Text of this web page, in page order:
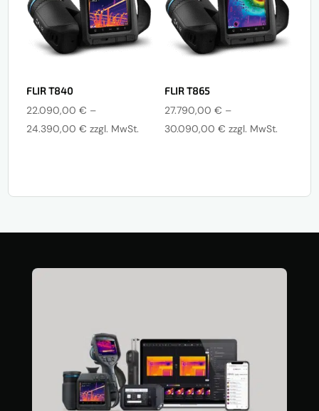
FLIR T840
22.090,00€ –
24.390,00€ Preisspanne:
zzgl. MwSt.
FLIR T865
27.790,00€ –
30.090,00€ Preisspanne:
zzgl. MwSt.